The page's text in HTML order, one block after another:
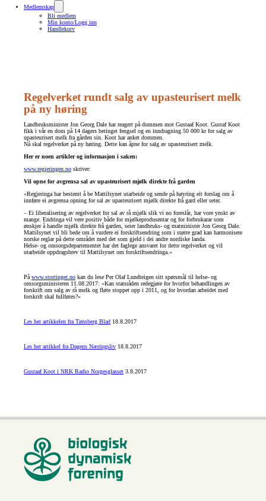
Medlemskap
Bli medlem
Min konto/Logg inn
Handlekurv
Regelverket rundt salg av upasteurisert melk
på ny høring
Landbruksminister Jon Georg Dale har reagert på dommen mot Gustaaf Koot. Gustaf Koot
fikk i vår en dom på 14 dagers betinget fengsel og en inndragning 50 000 kr for salg av
upasteurisert melk fra gården sin. Koot har anket dommen.
Nå skal regelverket på ny høring. Dette kan åpne for salg av upasteurisert melk.
Her er noen artikler og informasjon i saken:
www.regjeringen.no skriver:
Vil opne for avgrensa sal av upasteurisert mjølk direkte frå garden
«Regjeringa har bestemt å be Mattilsynet utarbeide og sende på høyring eit forslag om å
innføre ei avgrensa opning for sal av upasteurisert mjølk direkte frå gard eller seter.
– Ei liberalisering av regelverket for sal av rå mjølk slik vi no foreslår, har vore ynskt av
mange. Endringa vil vere positiv både for mjølkeprodusentar og for forbrukarar som
ønskjer å handle mjølk direkte frå garden, seier landbruks- og matminister Jon Georg Dale.
Mattilsynet vil bli bede om å vurdere ei forskriftsendring som i større grad kan harmonisere
norske reglar på dette området med det som gjeld i dei andre nordiske landa.
Helse- og omsorgsdepartementet har det faglege ansvaret for dette regelverket og vil
utarbeide oppdragsbrev til Mattilsynet om forskriftsendringa.»
På www.stortinget.no kan du lese Per Olaf Lundteigen sitt spørsmål til helse- og
omsorgsministeren 11.08.2017: «Kan statsråden redegjøre for hvorfor behandlingen av
forskrift om salg av rå melk og fløte stoppet opp i 2011, og for hvordan arbeidet med
forskrift skal fullføres?»
Les her artikkelen fra Tønsberg Blad 18.8.2017
Les her artikkel fra Dagens Næringsliv 18.8.2017
Gustaaf Koot i NRK Radio Norgesglasset 3.8.2017